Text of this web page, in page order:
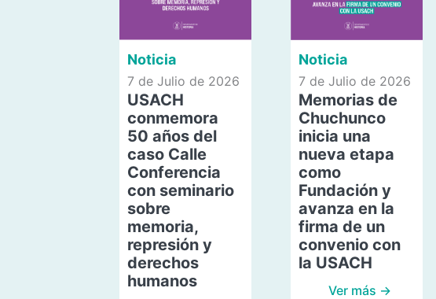
Noticia
7 de Julio de 2026
USACH
conmemora
50 años del
caso Calle
Conferencia
con seminario
sobre
memoria,
represión y
derechos
humanos
Noticia
7 de Julio de 2026
Memorias de
Chuchunco
inicia una
nueva etapa
como
Fundación y
avanza en la
firma de un
convenio con
la USACH
Ver más →